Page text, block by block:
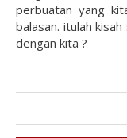
perbuatan yang
balasan. itulah
dengan kita ?